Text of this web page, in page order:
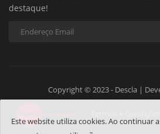
destaque!
Copyright © 2023 - Descla |
Este website utiliza cookies. Ao continuar